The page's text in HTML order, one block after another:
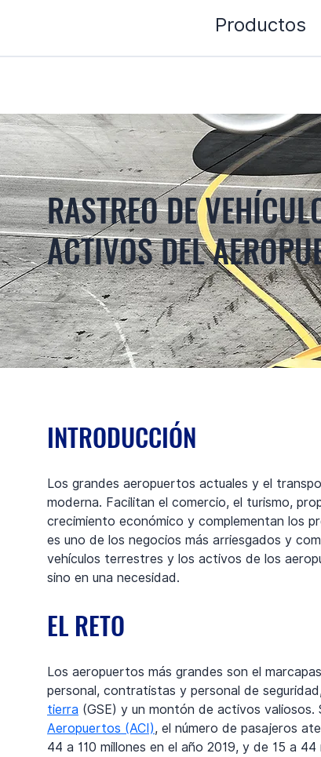
Productos
RASTREO DE
ACTIVOS DEL
INTRODUCCIÓN
Los grandes aeropuertos actuales y el
moderna. Facilitan el comercio, el turismo,
crecimiento económico y complementan los
es uno de los negocios más arriesgados y
vehículos terrestres y los activos de los
sino en una necesidad.
EL RETO
Los aeropuertos más grandes son el
personal, contratistas y personal de
tierra (GSE) y un montón de activos valiosos.
Aeropuertos (ACI), el número de pasajeros
44 a 110 millones en el año 2019, y de 15 a